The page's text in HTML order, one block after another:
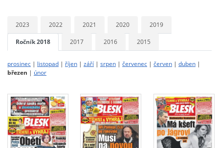
2023 2022 2021 2020 2019
Ročník 2018 2017 2016 2015
prosinec | listopad | říjen | září | srpen | červenec | červen | duben |
březen | únor